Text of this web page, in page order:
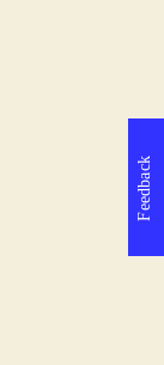
Feedback